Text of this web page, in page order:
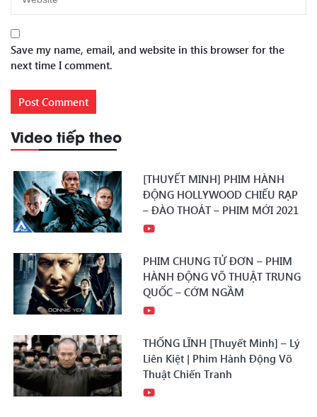
Save my name, email, and website in this browser for the
next time I comment.
Video tiếp theo
[THUYẾT MINH] PHIM HÀNH
ĐỘNG HOLLYWOOD CHIẾU RẠP
– ĐÀO THOÁT – PHIM MỚI 2021
PHIM CHUNG TỬ ĐƠN – PHIM
HÀNH ĐỘNG VÕ THUẬT TRUNG
QUỐC – CỚM NGẦM
THỐNG LĨNH [Thuyết Minh] – Lý
Liên Kiệt | Phim Hành Động Võ
Thuật Chiến Tranh